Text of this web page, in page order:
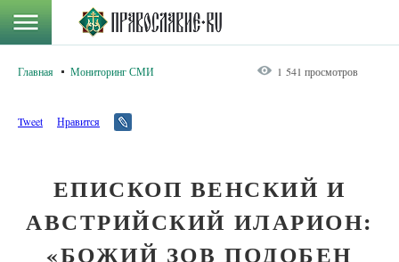
Главная Мониторинг СМИ 1 541 просмотров
Tweet Нравится
ЕПИСКОП ВЕНСКИЙ И
АВСТРИЙСКИЙ ИЛАРИОН:
«БОЖИЙ ЗОВ ПОДОБЕН